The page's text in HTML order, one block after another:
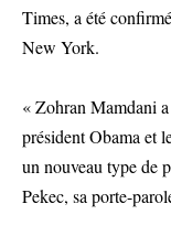
Times, a été
New York.
« Zohran Mamdani
président Obama et
un nouveau type de
Pekec, sa porte-